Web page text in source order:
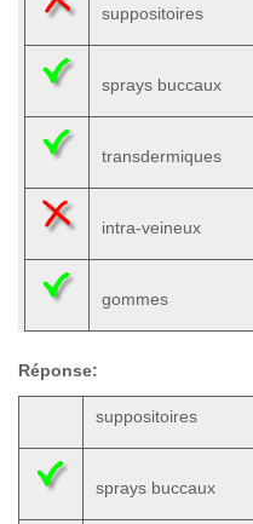
suppositoires
sprays buccaux
transdermiques
intra-veineux
gommes
Réponse:
suppositoires
sprays buccaux